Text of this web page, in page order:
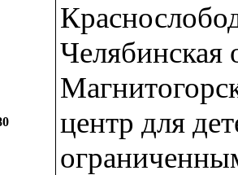
Челябинская
центр для